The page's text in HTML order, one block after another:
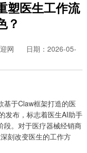
塑医生工作流
？
网
日期：2026-05-
基于Claw框架打造的医
发布，标志着医生AI助手
段。对于医疗器械经销商
刻改变医生的工作方